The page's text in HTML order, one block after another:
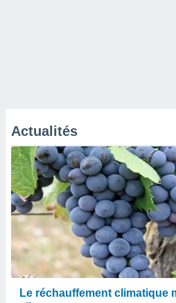
Actualités
Le réchauffement climatique